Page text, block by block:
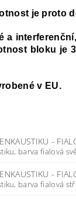
je proto
a
bloku je
v EU.
-
barva fialová
-
barva fialová